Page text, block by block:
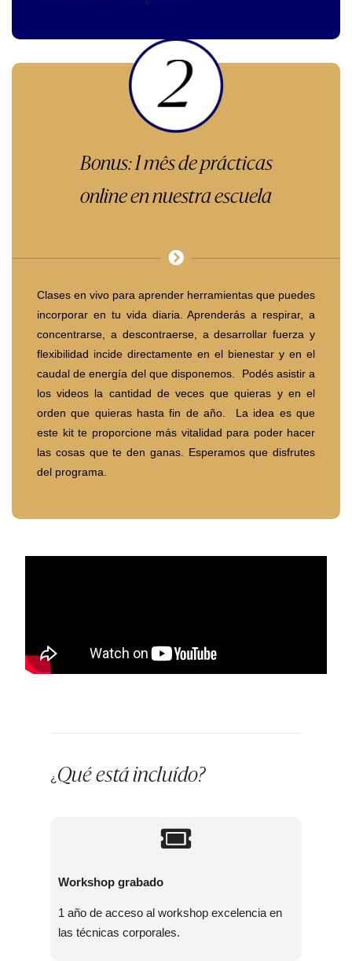
Bonus: 1 mês de prácticas
online en nuestra escuela
Clases en vivo para aprender herramientas que puedes
incorporar en tu vida diaria. Aprenderás a respirar, a
concentrarse, a descontraerse, a desarrollar fuerza y
flexibilidad incide directamente en el bienestar y en el
caudal de energía del que disponemos. Podés asistir a
los videos la cantidad de veces que quieras y en el
orden que quieras hasta fin de año. La idea es que
este kit te proporcione más vitalidad para poder hacer
las cosas que te den ganas. Esperamos que disfrutes
del programa.
¿ Qué está incluído?
Workshop grabado
1 año de acceso al workshop excelencia en
las técnicas corporales.